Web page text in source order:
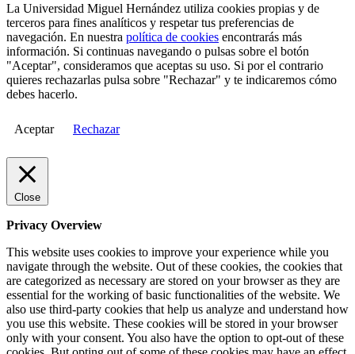
La Universidad Miguel Hernández utiliza cookies propias y de
terceros para fines analíticos y respetar tus preferencias de
navegación. En nuestra política de cookies encontrarás más
información. Si continuas navegando o pulsas sobre el botón
"Aceptar", consideramos que aceptas su uso. Si por el contrario
quieres rechazarlas pulsa sobre "Rechazar" y te indicaremos cómo
debes hacerlo.
Aceptar Rechazar
Close
Privacy Overview
This website uses cookies to improve your experience while you
navigate through the website. Out of these cookies, the cookies that
are categorized as necessary are stored on your browser as they are
essential for the working of basic functionalities of the website. We
also use third-party cookies that help us analyze and understand how
you use this website. These cookies will be stored in your browser
only with your consent. You also have the option to opt-out of these